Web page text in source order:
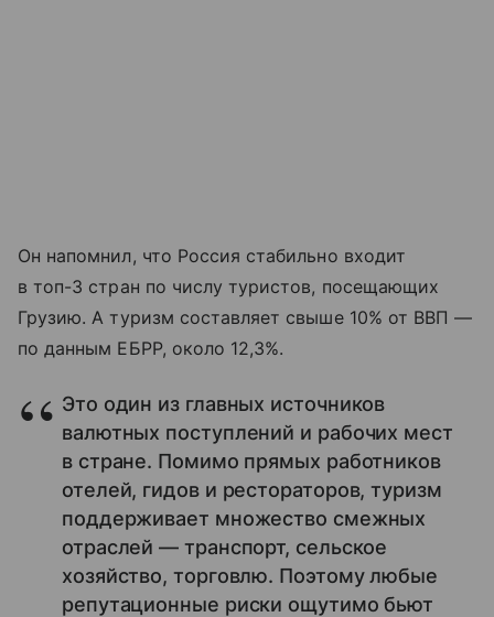
Он напомнил, что Россия стабильно входит
в топ-3 стран по числу туристов, посещающих
Грузию. А туризм составляет свыше 10% от ВВП —
по данным ЕБРР, около 12,3%.
Это один из главных источников
валютных поступлений и рабочих мест
в стране. Помимо прямых работников
отелей, гидов и рестораторов, туризм
поддерживает множество смежных
отраслей — транспорт, сельское
хозяйство, торговлю. Поэтому любые
репутационные риски ощутимо бьют